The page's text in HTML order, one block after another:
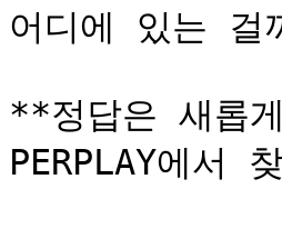
어디에 있는 걸
**정답은 새롭
PERPLAY에서